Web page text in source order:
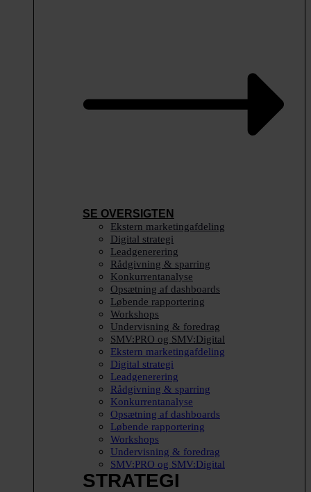
SE OVERSIGTEN
Ekstern marketingafdeling
Digital strategi
Leadgenerering
Rådgivning & sparring
Konkurrentanalyse
Opsætning af dashboards
Løbende rapportering
Workshops
Undervisning & foredrag
SMV:PRO og SMV:Digital
Ekstern marketingafdeling
Digital strategi
Leadgenerering
Rådgivning & sparring
Konkurrentanalyse
Opsætning af dashboards
Løbende rapportering
Workshops
Undervisning & foredrag
SMV:PRO og SMV:Digital
STRATEGI